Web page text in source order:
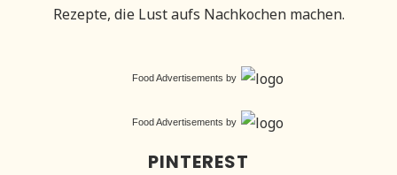
Rezepte, die Lust aufs Nachkochen machen.
Food Advertisements by
Food Advertisements by
PINTEREST